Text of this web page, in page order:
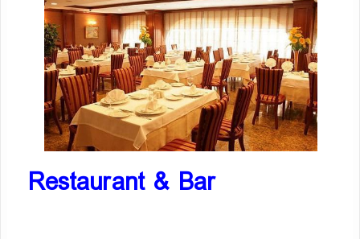
Restaurant & Bar